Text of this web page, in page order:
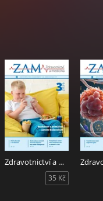
Zdravotnictví a medicína 3/2026
35 Kč